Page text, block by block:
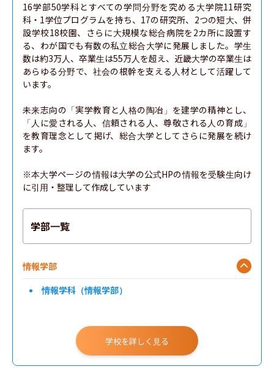
16学部50学科とすべての学問分野を究める大学院11研究
科・1学位プログラムを持ち、17の研究所、2つの短大、併
設学校18校園、さらに大規模な総合病院を2カ所に設置す
る、わが国でも有数の私立総合大学に発展しました。学生
数は約3万人、卒業生は55万人を超え、近畿大学の卒業生は
あらゆる分野で、社会の根幹を支える人材として活躍して
います。
未来志向の「実学教育と人格の陶冶」を建学の精神とし、
「人に愛される人、信頼される人、尊敬される人の育成」
を教育理念として掲げ、総合大学としてさらに発展を続け
ます。
※本大学ページの情報は大学の公式HPの情報を受験生向け
に引用・整理して作成しています
学部一覧
情報学部
情報学科（情報学部）
学校を詳しく見る